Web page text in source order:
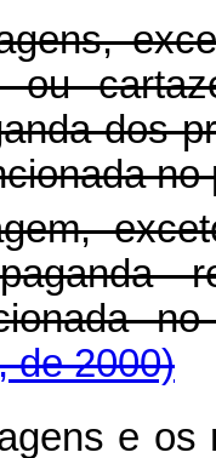
ou
dos
no
de 2000)
e os